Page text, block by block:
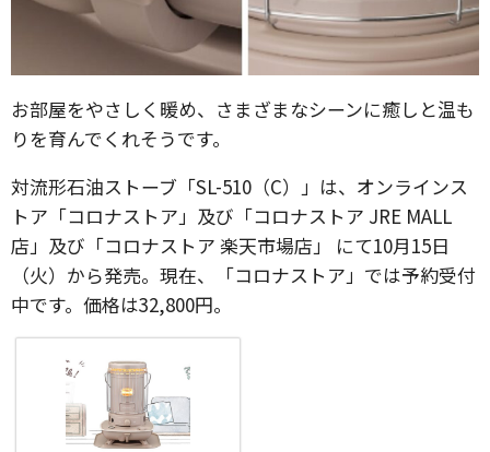
お部屋をやさしく暖め、さまざまなシーンに癒しと温も
りを育んでくれそうです。
対流形石油ストーブ「SL-510（C）」は、オンラインス
トア「コロナストア」及び「コロナストア JRE MALL
店」及び「コロナストア 楽天市場店」 にて10月15日
（火）から発売。現在、「コロナストア」では予約受付
中です。価格は32,800円。